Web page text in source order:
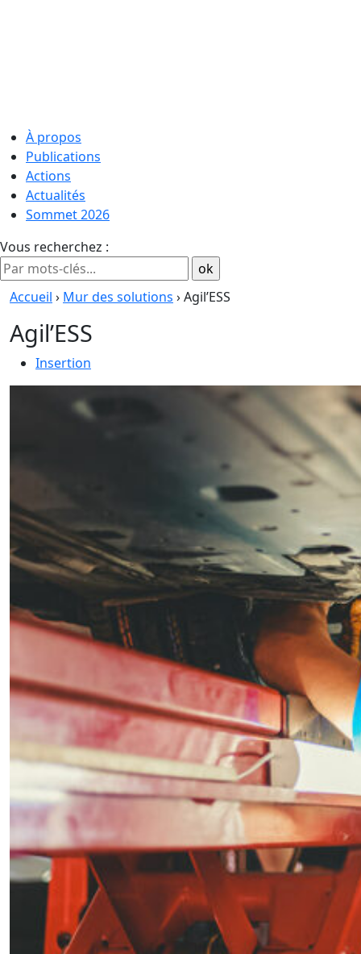
À propos
Publications
Actions
Actualités
Sommet 2026
Vous recherchez :
Accueil › Mur des solutions › Agil’ESS
Agil’ESS
Insertion